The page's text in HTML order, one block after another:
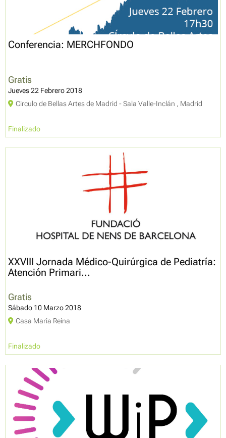
Conferencia: MERCHFONDO
Gratis
Jueves 22 Febrero 2018
Circulo de Bellas Artes de Madrid - Sala Valle-Inclán , Madrid
Finalizado
XXVIII Jornada Médico-Quirúrgica de Pediatría:
Atención Primari...
Gratis
Sábado 10 Marzo 2018
Casa Maria Reina
Finalizado